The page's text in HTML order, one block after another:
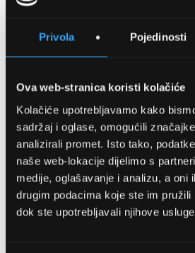
Privola Pojedinosti
Ova web-stranica koristi kolačiće
Kolačiće upotrebljavamo kako
sadržaj i oglase, omogućili
analizirali promet. Isto tako,
naše web-lokacije dijelimo s
medije, oglašavanje i analizu, a oni
drugim podacima koje ste im pružili
dok ste upotrebljavali njihove
Detalji
OPTIKA NJEGO,